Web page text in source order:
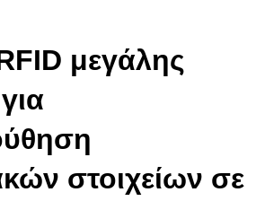
μεγάλης
στοιχείων σε